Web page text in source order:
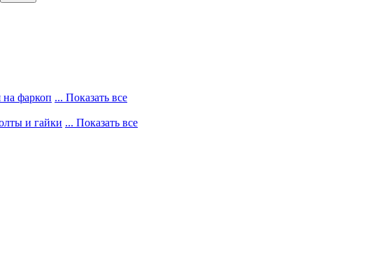
на фаркоп ... Показать все
и гайки ... Показать все